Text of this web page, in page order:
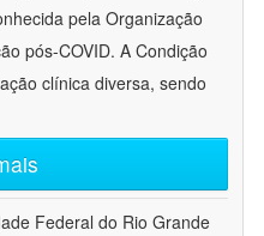
pela Organização
pós-COVID. A Condição
clínica diversa, sendo
Federal do Rio Grande